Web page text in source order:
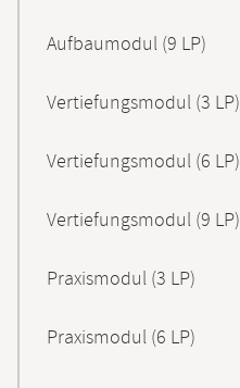
Aufbaumodul (9 LP)
Vertiefungsmodul (3 LP)
Vertiefungsmodul (6 LP)
Vertiefungsmodul (9 LP)
Praxismodul (3 LP)
Praxismodul (6 LP)